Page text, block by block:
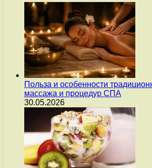
Польза и особенности
массажа и процедур СПА
30.05.2026